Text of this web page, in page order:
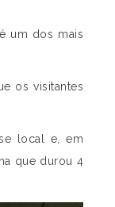
é um dos mais
os visitantes
local e, em
que durou 4